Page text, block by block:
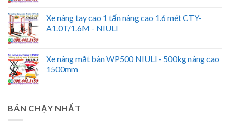
Xe nâng tay cao 1 tấn nâng cao 1.6 mét CTY-
A1.0T/1.6M - NIULI
Xe nâng mặt bàn WP500 NIULI - 500kg nâng cao
1500mm
BÁN CHẠY NHẤT